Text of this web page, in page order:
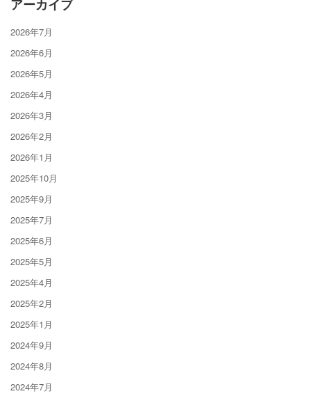
アーカイブ
2026年7月
2026年6月
2026年5月
2026年4月
2026年3月
2026年2月
2026年1月
2025年10月
2025年9月
2025年7月
2025年6月
2025年5月
2025年4月
2025年2月
2025年1月
2024年9月
2024年8月
2024年7月